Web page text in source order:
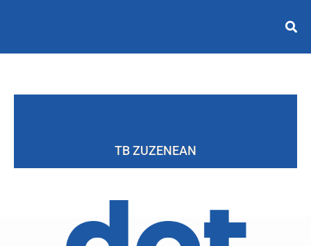
TB ZUZENEAN